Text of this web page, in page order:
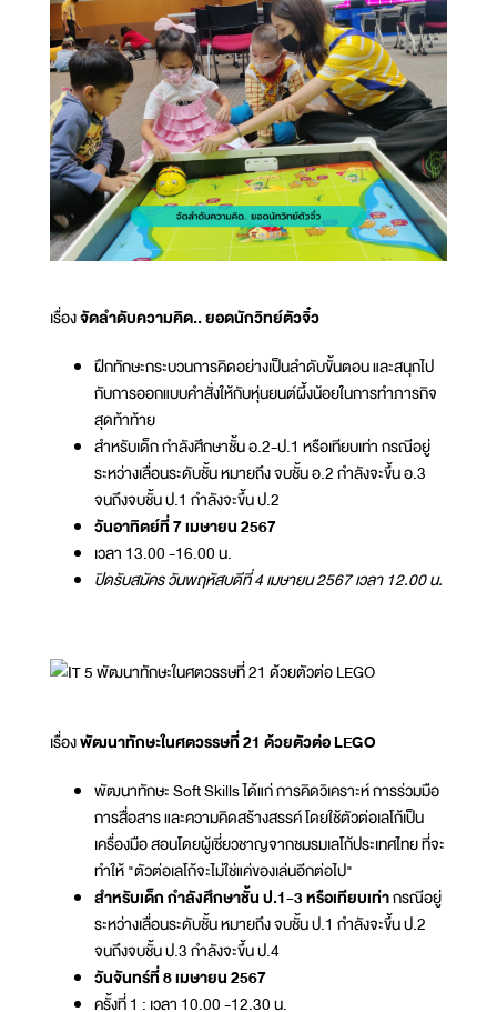
เรื่องจัดลำดับความคิด.. ยอดนักวิทย์ตัวจิ๋ว
ฝึกทักษะกระบวนการคิดอย่างเป็นลำดับขั้นตอน และสนุกไป
กับการออกแบบคำสั่งให้กับหุ่นยนต์ผึ้งน้อยในการทำภารกิจ
สุดท้าท้าย
สำหรับเด็ก กำลังศึกษาชั้น อ.2-ป.1 หรือเทียบเท่า กรณีอยู่
ระหว่างเลื่อนระดับชั้น หมายถึง จบชั้น อ.2 กำลังจะขึ้น อ.3
จนถึงจบชั้น ป.1 กำลังจะขึ้น ป.2
วันอาทิตย์ที่ 7 เมษายน 2567
เวลา 13.00 -16.00 น.
ปิดรับสมัคร วันพฤหัสบดีที่ 4 เมษายน 2567 เวลา 12.00 น.
เรื่องพัฒนาทักษะในศตวรรษที่ 21 ด้วยตัวต่อ LEGO
พัฒนาทักษะ Soft Skills ได้แก่ การคิดวิเคราะห์ การร่วมมือ
การสื่อสาร และความคิดสร้างสรรค์ โดยใช้ตัวต่อเลโก้เป็น
เครื่องมือ สอนโดยผู้เชี่ยวชาญจากชมรมเลโก้ประเทศไทย ที่จะ
ทำให้ "ตัวต่อเลโก้จะไม่ใช่แค่ของเล่นอีกต่อไป"
สำหรับเด็ก กำลังศึกษาชั้น ป.1-3 หรือเทียบเท่ากรณีอยู่
ระหว่างเลื่อนระดับชั้น หมายถึง จบชั้น ป.1 กำลังจะขึ้น ป.2
จนถึงจบชั้น ป.3 กำลังจะขึ้น ป.4
วันจันทร์ที่ 8 เมษายน 2567
ครั้งที่ 1 : เวลา 10.00 -12.30 น.